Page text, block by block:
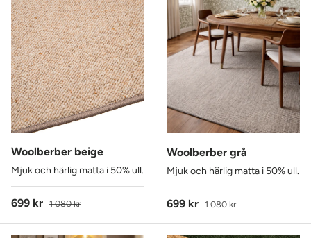
Woolberber beige
Mjuk och härlig matta i 50% ull.
Reapris
699 kr Ordinarie pris
1 080 kr
Woolberber grå
Mjuk och härlig matta i 50% ull.
Reapris
699 kr Ordinarie pris
1 080 kr